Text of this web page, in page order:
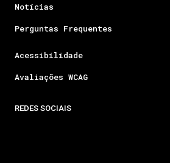
Notícias
Perguntas Frequentes
Acessibilidade
Avaliações WCAG
REDES SOCIAIS